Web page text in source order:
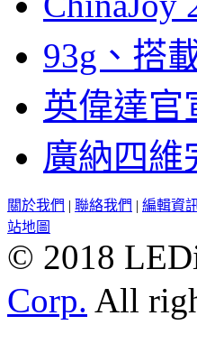
93g、搭
英偉達官
廣納四維
關於我們 | 聯絡我們 | 編輯資
站地圖
© 2018
Corp. All